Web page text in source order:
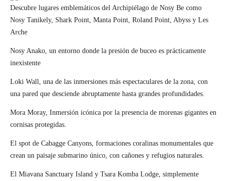
Descubre lugares emblemáticos del Archipiélago de Nosy Be como
Nosy Tanikely, Shark Point, Manta Point, Roland Point, Abyss y Les
Arche
Nosy Anako, un entorno donde la presión de buceo es prácticamente
inexistente
Loki Wall, una de las inmersiones más espectaculares de la zona, con
una pared que desciende abruptamente hasta grandes profundidades.
Mora Moray, Inmersión icónica por la presencia de morenas gigantes en
cornisas protegidas.
El spot de Cabagge Canyons, formaciones coralinas monumentales que
crean un paisaje submarino único, con cañones y refugios naturales.
El Miavana Sanctuary Island y Tsara Komba Lodge, simplemente